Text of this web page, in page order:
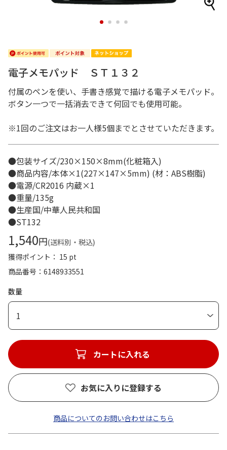
1 2 3 4
電子メモパッド ＳＴ１３２
付属のペンを使い、手書き感覚で描ける電子メモパッド。
ボタン一つで一括消去できて何回でも使用可能。
※1回のご注文はお一人様5個までとさせていただきます。
●包装サイズ/230×150×8mm(化粧箱入)
●商品内容/本体×1(227×147×5mm) (材：ABS樹脂)
●電源/CR2016 内蔵×1
●重量/135g
●生産国/中華人民共和国
●ST132
1,540円(送料別・税込)
獲得ポイント： 15 pt
商品番号
6148933551
数量
1
カートに入れる
お気に入りに登録する
商品についてのお問い合わせはこちら